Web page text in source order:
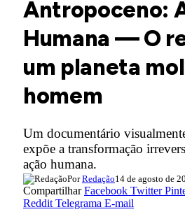
Antropoceno:
Humana — O
um planeta
homem
Um documentário
expõe a transformação
ação humana.
Por Redação14 de agosto de
CompartilharFacebook Twitter
Reddit Telegrama E-mail